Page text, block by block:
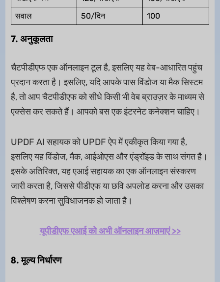
सवाल
50/दिन 100
7. अनुकूलता
चैटपीडीएफ एक ऑनलाइन टूल है, इसलिए यह वेब-आधारित पहुंच
प्रदान करता है। इसलिए, यदि आपके पास विंडोज या मैक सिस्टम
है, तो आप चैटपीडीएफ को सीधे किसी भी वेब ब्राउज़र के माध्यम से
एक्सेस कर सकते हैं। आपको बस एक इंटरनेट कनेक्शन चाहिए।
UPDF AI सहायक को UPDF ऐप में एकीकृत किया गया है,
इसलिए यह विंडोज, मैक, आईओएस और एंड्रॉइड के साथ संगत है।
इसके अतिरिक्त, यह एआई सहायक का एक ऑनलाइन संस्करण
जारी करता है, जिससे पीडीएफ या छवि अपलोड करना और उसका
विश्लेषण करना सुविधाजनक हो जाता है।
यूपीडीएफ एआई को अभी ऑनलाइन आज़माएं >>
8. मूल्य निर्धारण